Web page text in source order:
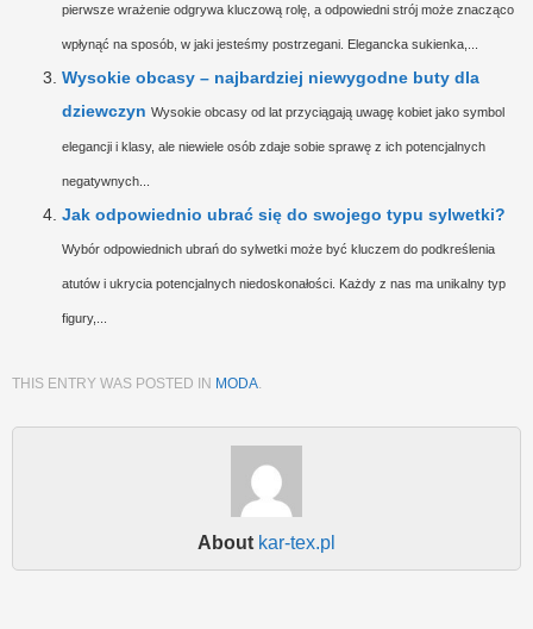
pierwsze wrażenie odgrywa kluczową rolę, a odpowiedni strój może znacząco
wpłynąć na sposób, w jaki jesteśmy postrzegani. Elegancka sukienka,...
Wysokie obcasy – najbardziej niewygodne buty dla
dziewczyn Wysokie obcasy od lat przyciągają uwagę kobiet jako symbol
elegancji i klasy, ale niewiele osób zdaje sobie sprawę z ich potencjalnych
negatywnych...
Jak odpowiednio ubrać się do swojego typu sylwetki?
Wybór odpowiednich ubrań do sylwetki może być kluczem do podkreślenia
atutów i ukrycia potencjalnych niedoskonałości. Każdy z nas ma unikalny typ
figury,...
THIS ENTRY WAS POSTED IN MODA.
About kar-tex.pl